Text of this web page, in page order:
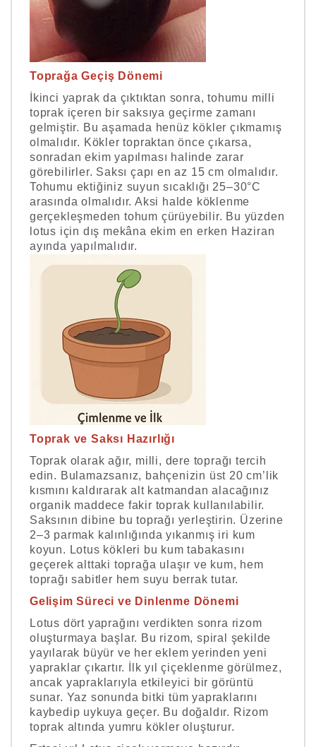
Toprağa Geçiş Dönemi
İkinci yaprak da çıktıktan sonra, tohumu milli
toprak içeren bir saksıya geçirme zamanı
gelmiştir. Bu aşamada henüz kökler çıkmamış
olmalıdır. Kökler topraktan önce çıkarsa,
sonradan ekim yapılması halinde zarar
görebilirler. Saksı çapı en az 15 cm olmalıdır.
Tohumu ektiğiniz suyun sıcaklığı 25–30°C
arasında olmalıdır. Aksi halde köklenme
gerçekleşmeden tohum çürüyebilir. Bu yüzden
lotus için dış mekâna ekim en erken Haziran
ayında yapılmalıdır.
Toprak ve Saksı Hazırlığı
Toprak olarak ağır, milli, dere toprağı tercih
edin. Bulamazsanız, bahçenizin üst 20 cm’lik
kısmını kaldırarak alt katmandan alacağınız
organik maddece fakir toprak kullanılabilir.
Saksının dibine bu toprağı yerleştirin. Üzerine
2–3 parmak kalınlığında yıkanmış iri kum
koyun. Lotus kökleri bu kum tabakasını
geçerek alttaki toprağa ulaşır ve kum, hem
toprağı sabitler hem suyu berrak tutar.
Gelişim Süreci ve Dinlenme Dönemi
Lotus dört yaprağını verdikten sonra rizom
oluşturmaya başlar. Bu rizom, spiral şekilde
yayılarak büyür ve her eklem yerinden yeni
yapraklar çıkartır. İlk yıl çiçeklenme görülmez,
ancak yapraklarıyla etkileyici bir görüntü
sunar. Yaz sonunda bitki tüm yapraklarını
kaybedip uykuya geçer. Bu doğaldır. Rizom
toprak altında yumru kökler oluşturur.